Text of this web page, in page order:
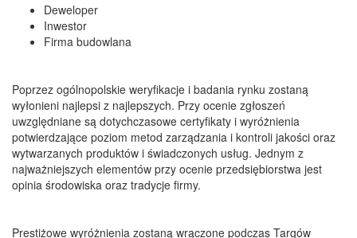
Deweloper
Inwestor
Firma budowlana
Poprzez ogólnopolskie weryfikacje i badania rynku zostaną
wyłonieni najlepsi z najlepszych. Przy ocenie zgłoszeń
uwzględniane są dotychczasowe certyfikaty i wyróżnienia
potwierdzające poziom metod zarządzania i kontroli jakości oraz
wytwarzanych produktów i świadczonych usług. Jednym z
najważniejszych elementów przy ocenie przedsiębiorstwa jest
opinia środowiska oraz tradycje firmy.
Prestiżowe wyróżnienia zostaną wrączone podczas Targów